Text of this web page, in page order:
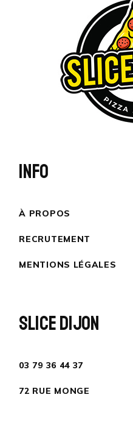
INFO
À PROPOS
RECRUTEMENT
MENTIONS LÉGALES
SLICE DIJON
03 79 36 44 37
72 RUE MONGE